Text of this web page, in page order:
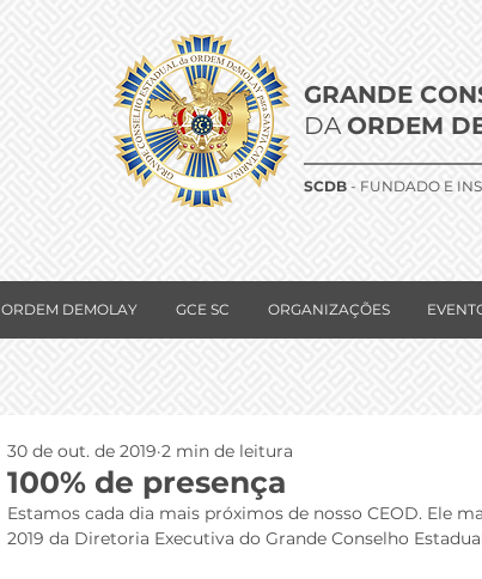
GRANDE
DA ORDEM
SCDB - FUNDADO E
ORDEM DEMOLAY GCE SC ORGANIZAÇÕES
100% de presença
30 de out. de 2019 2 min de leitura
Estamos cada dia mais próximos de nosso CEOD. Ele
2019 da Diretoria Executiva do Grande Conselho